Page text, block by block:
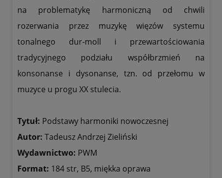
na problematykę harmoniczną od chwili
rozerwania przez muzykę więzów systemu
tonalnego dur-moll i przewartościowania
tradycyjnego podziału współbrzmień na
konsonanse i dysonanse, tzn. od przełomu w
muzyce u progu XX stulecia.
Tytuł: Podstawy harmoniki nowoczesnej
Autor: Tadeusz Andrzej Zieliński
Wydawnictwo: PWM
Format: 184 str, B5, miękka oprawa